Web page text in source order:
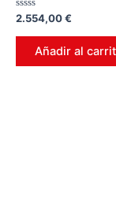
Valorado
0
2.554,00€
Añadir al